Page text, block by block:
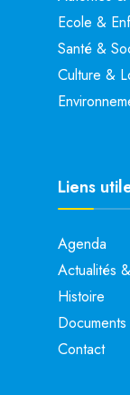
Ecole &
Santé &
Culture &
Liens
Agenda
Actualités
Histoire
Documents
Contact